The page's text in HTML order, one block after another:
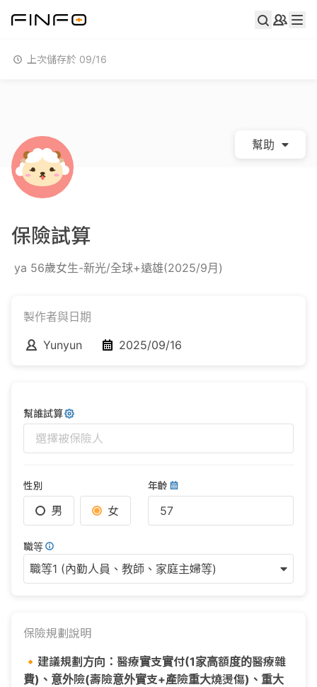
上次儲存於 09/16
幫助
保險試算
ya 56歲女生-新光/全球+遠雄(2025/9月)
製作者與日期
Yunyun
2025/09/16
幫誰試算
選擇被保險人
性別
男 女
年齡
職等
職等1 (內勤人員、教師、家庭主婦等)
保險規劃說明
🔸建議規劃方向：醫療實支實付(1家高額度的醫療雜
費)、意外險(壽險意外實支+產險重大燒燙傷)、重大